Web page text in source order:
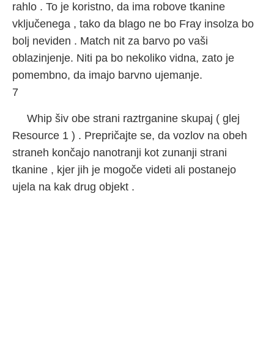
rahlo . To je koristno, da ima robove tkanine
vključenega , tako da blago ne bo Fray insolza bo
bolj neviden . Match nit za barvo po vaši
oblazinjenje. Niti pa bo nekoliko vidna, zato je
pomembno, da imajo barvno ujemanje.
7
Whip šiv obe strani raztrganine skupaj ( glej
Resource 1 ) . Prepričajte se, da vozlov na obeh
straneh končajo nanotranji kot zunanji strani
tkanine , kjer jih je mogoče videti ali postanejo
ujela na kak drug objekt .